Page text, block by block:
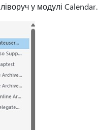
у модулі Calendar.